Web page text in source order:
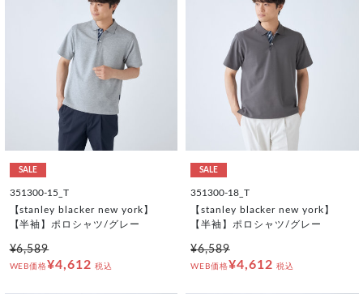
SALE
351300-15_T
【stanley blacker new york】
【半袖】ポロシャツ/グレー
¥6,589
WEB価格¥4,612 税込
SALE
351300-18_T
【stanley blacker new york】
【半袖】ポロシャツ/グレー
¥6,589
WEB価格¥4,612 税込